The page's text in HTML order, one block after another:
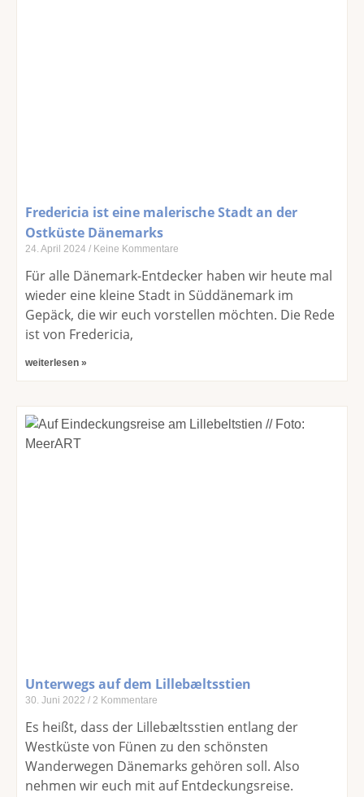
Fredericia ist eine malerische Stadt an der
Ostküste Dänemarks
24. April 2024 Keine Kommentare
Für alle Dänemark-Entdecker haben wir heute mal
wieder eine kleine Stadt in Süddänemark im
Gepäck, die wir euch vorstellen möchten. Die Rede
ist von Fredericia,
weiterlesen »
Unterwegs auf dem Lillebæltsstien
30. Juni 2022 2 Kommentare
Es heißt, dass der Lillebæltsstien entlang der
Westküste von Fünen zu den schönsten
Wanderwegen Dänemarks gehören soll. Also
nehmen wir euch mit auf Entdeckungsreise.